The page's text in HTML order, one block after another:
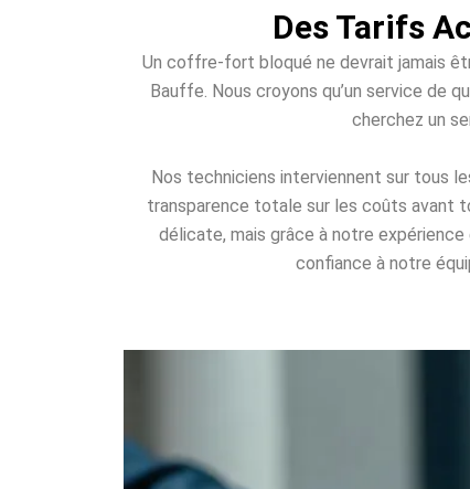
Des Tarifs
Un coffre-fort bloqué ne devrait jamais
Bauffe. Nous croyons qu’un service de
cherchez un
Nos techniciens interviennent sur tous
transparence totale sur les coûts avant
délicate, mais grâce à notre
confiance à notre